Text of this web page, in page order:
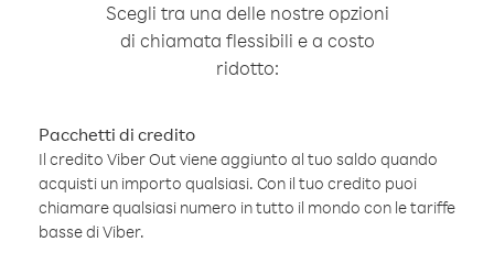
Scegli tra una delle nostre opzioni
di chiamata flessibili e a costo
ridotto:
Pacchetti di credito
Il credito Viber Out viene aggiunto al tuo saldo quando
acquisti un importo qualsiasi. Con il tuo credito puoi
chiamare qualsiasi numero in tutto il mondo con le tariffe
basse di Viber.